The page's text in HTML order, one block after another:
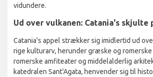
vidundere.
Ud over vulkanen: Catania's skjulte
Catania's appel strækker sig imidlertid ud
rige kulturarv, herunder græske og
romerske amfiteater og middelalderlig
katedralen Sant'Agata, henvender sig til